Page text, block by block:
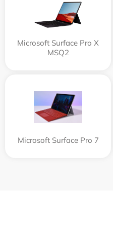
Microsoft Surface Pro X
MSQ2
Microsoft Surface Pro 7